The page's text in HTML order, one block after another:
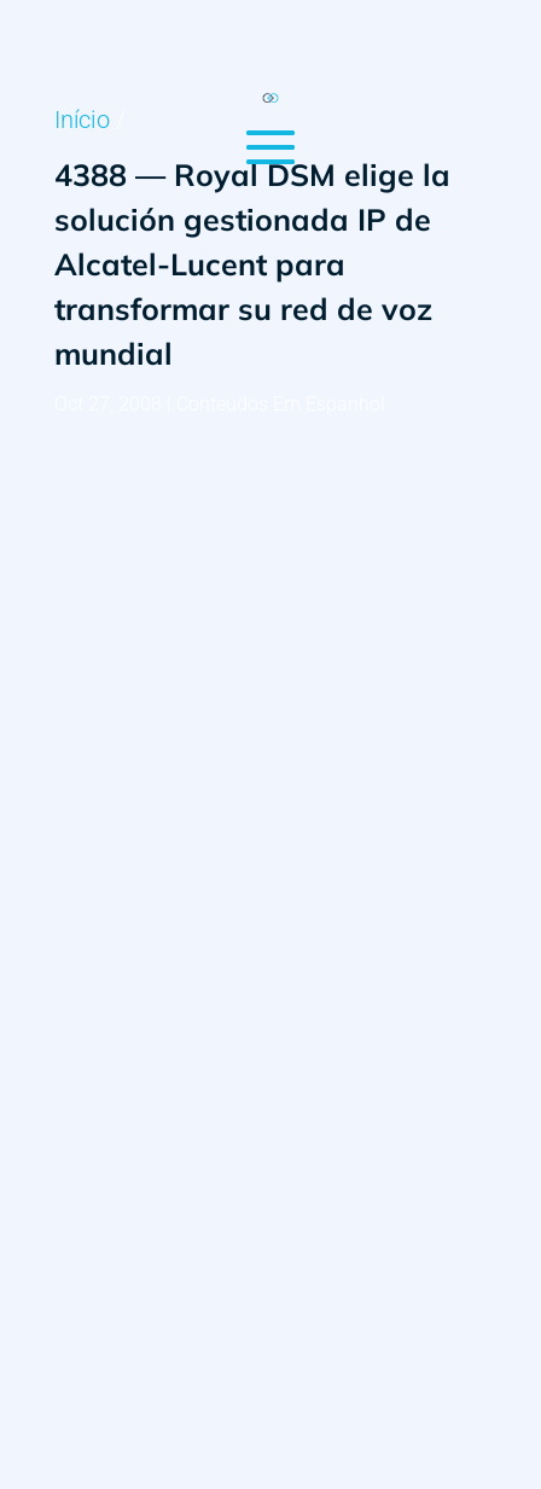
Início
4388 — Royal DSM elige la
solución gestionada IP de
Alcatel-Lucent para
transformar su red de voz
mundial